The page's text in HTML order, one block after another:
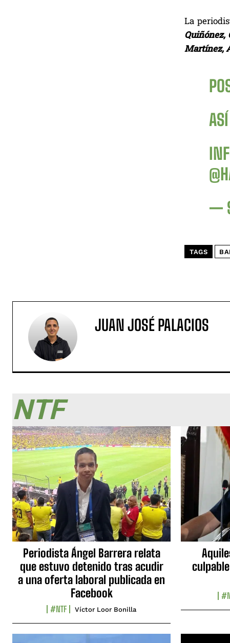
La
Quiñónez,
Martínez,
—
TAGS
JUAN JOSÉ PALACIOS
NTF
Periodista Ángel Barrera relata
que estuvo detenido tras acudir
a una oferta laboral publicada en
Facebook
#NTF Víctor Loor Bonilla